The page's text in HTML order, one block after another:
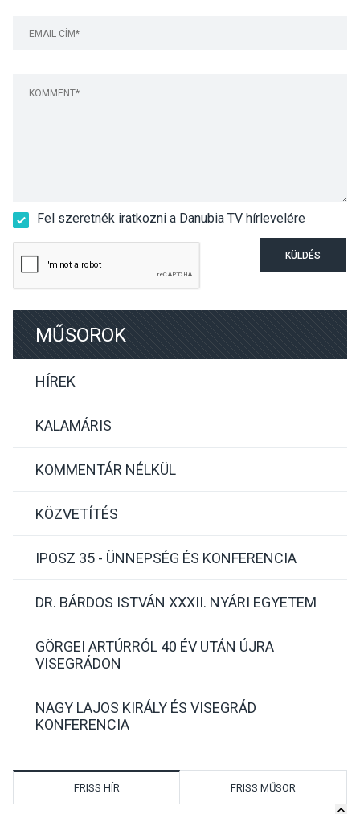
Fel szeretnék iratkozni a Danubia TV hírlevelére
KÜLDÉS
MŰSOROK
HÍREK
KALAMÁRIS
KOMMENTÁR NÉLKÜL
KÖZVETÍTÉS
IPOSZ 35 - ÜNNEPSÉG ÉS KONFERENCIA
DR. BÁRDOS ISTVÁN XXXII. NYÁRI EGYETEM
GÖRGEI ARTÚRRÓL 40 ÉV UTÁN ÚJRA
VISEGRÁDON
NAGY LAJOS KIRÁLY ÉS VISEGRÁD
KONFERENCIA
FRISS HÍR FRISS MŰSOR